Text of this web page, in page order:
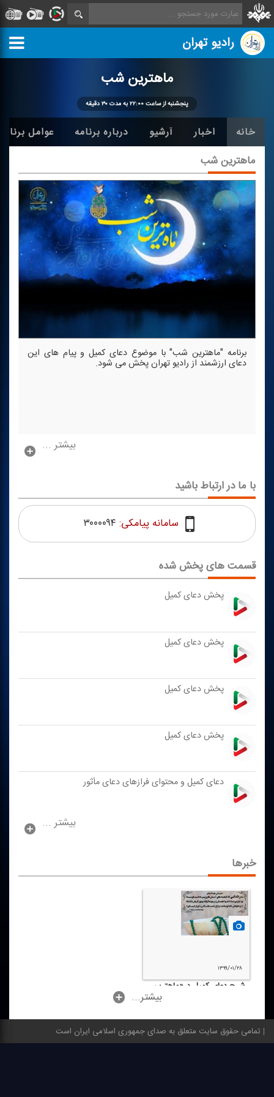
رادیو تهران
ماهترین شب
پنجشنبه از ساعت ۲۲:۰۰ به مدت ۳۰ دقیقه
خانه اخبار آرشیو درباره برنامه عوامل برنامه
ماهترین شب
برنامه "ماهترین شب" با موضوع دعای كمیل و پیام های این
دعای ارزشمند از رادیو تهران پخش می شود.
بیشتر ...
قسمت های پخش شده
پخش دعای كمیل
پخش دعای كمیل
پخش دعای كمیل
پخش دعای كمیل
دعای كمیل و محتوای فرازهای دعای مأثور
بیشتر ...
با ما در ارتباط باشید
سامانه پیامکی:۳۰۰۰۰۹۴
خبرها
شرح دعای كمیل در«ماهترین
۱۳۹۹/۰۱/۲۸
...بیشتر
تمامی حقوق سایت متعلق به صدای جمهوری اسلامی ایران است